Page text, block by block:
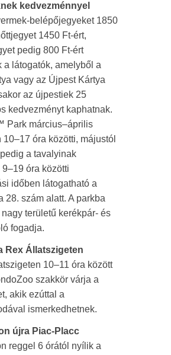
kedvezménnyel
belépőjegyeket 1850
1450 Ft-ért,
pedig 800 Ft-ért
a látogatók, amelyből a
vagy az Újpest Kártya
az újpestiek 25
kedvezményt kaphatnak.
Park március–április
10–17 óra közötti, májustól
a tavalyinak
óra közötti
időben látogatható a
28. szám alatt. A parkba
területű kerékpár- és
fogadja.
Rex Állatszigeten
10–11 óra között
szakkör várja a
akik ezúttal a
ismerkedhetnek.
újra Piac-Placc
reggel 6 órától nyílik a